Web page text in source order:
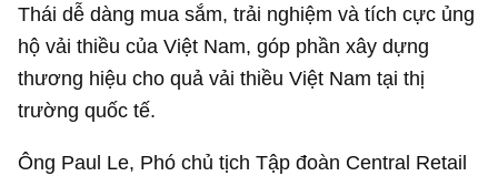
Thái dễ dàng mua sắm, trải nghiệm và tích cực ủng
hộ vải thiều của Việt Nam, góp phần xây dựng
thương hiệu cho quả vải thiều Việt Nam tại thị
trường quốc tế.
Ông Paul Le, Phó chủ tịch Tập đoàn Central Retail